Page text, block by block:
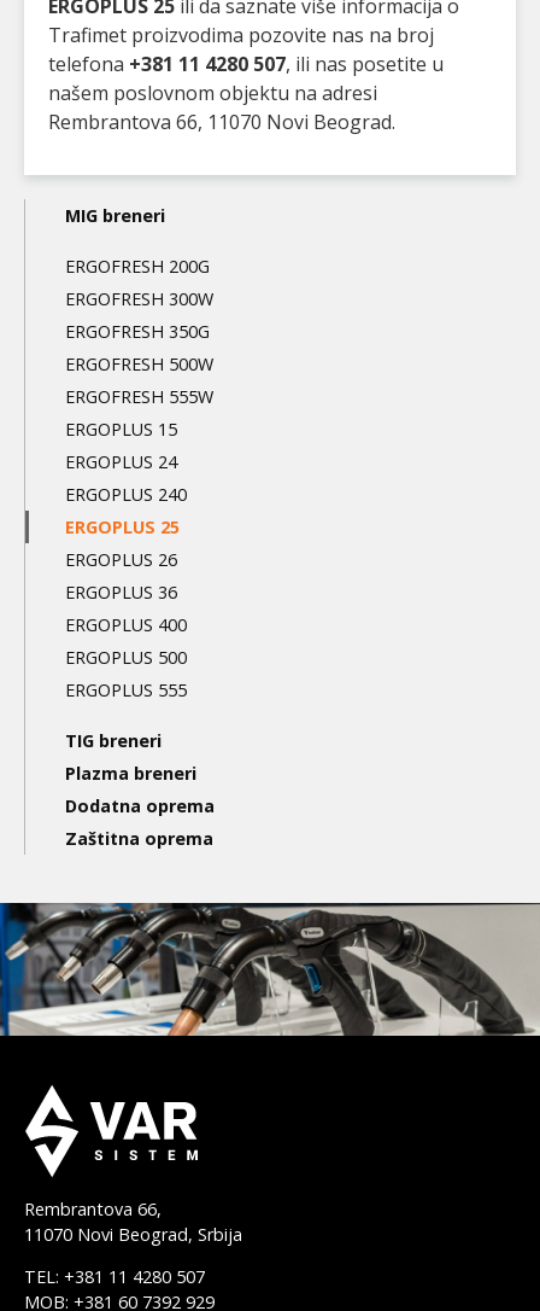
ERGOPLUS 25 ili da saznate više informacija o
Trafimet proizvodima pozovite nas na broj
telefona +381 11 4280 507, ili nas posetite u
našem poslovnom objektu na adresi
Rembrantova 66, 11070 Novi Beograd.
Main
navigation
3nd
level
MIG breneri
ERGOFRESH 200G
ERGOFRESH 300W
ERGOFRESH 350G
ERGOFRESH 500W
ERGOFRESH 555W
ERGOPLUS 15
ERGOPLUS 24
ERGOPLUS 240
ERGOPLUS 25
ERGOPLUS 26
ERGOPLUS 36
ERGOPLUS 400
ERGOPLUS 500
ERGOPLUS 555
TIG breneri
Plazma breneri
Dodatna oprema
Zaštitna oprema
Rembrantova 66,
11070 Novi Beograd, Srbija
TEL: +381 11 4280 507
MOB: +381 60 7392 929